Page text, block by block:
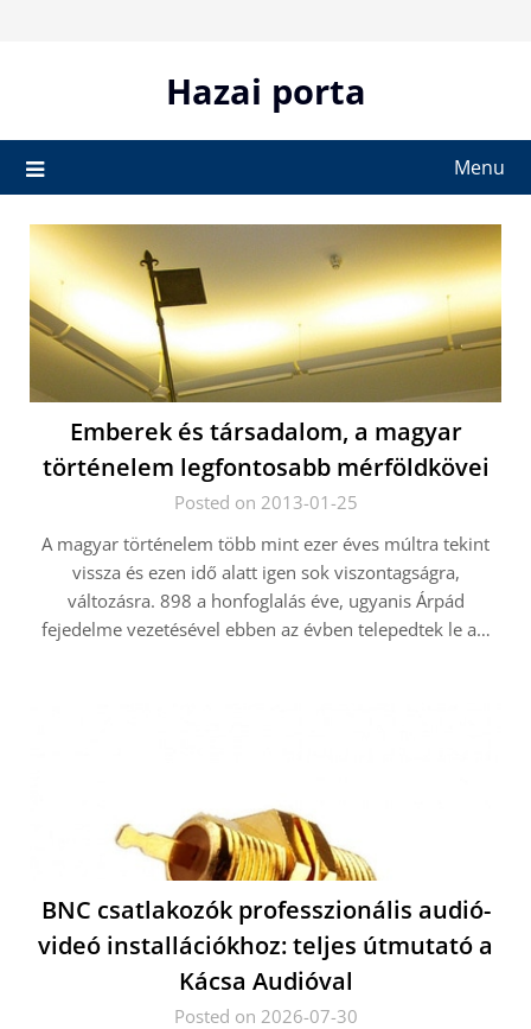
Hazai porta
Menu
Emberek és társadalom, a magyar
történelem legfontosabb mérföldkövei
Posted on 2013-01-25
A magyar történelem több mint ezer éves múltra tekint
vissza és ezen idő alatt igen sok viszontagságra,
változásra. 898 a honfoglalás éve, ugyanis Árpád
fejedelme vezetésével ebben az évben telepedtek le a…
BNC csatlakozók professzionális audió-
videó installációkhoz: teljes útmutató a
Kácsa Audióval
Posted on 2026-07-30